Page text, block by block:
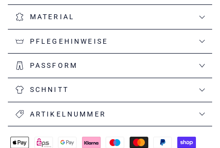
MATERIAL
PFLEGEHINWEISE
PASSFORM
SCHNITT
ARTIKELNUMMER